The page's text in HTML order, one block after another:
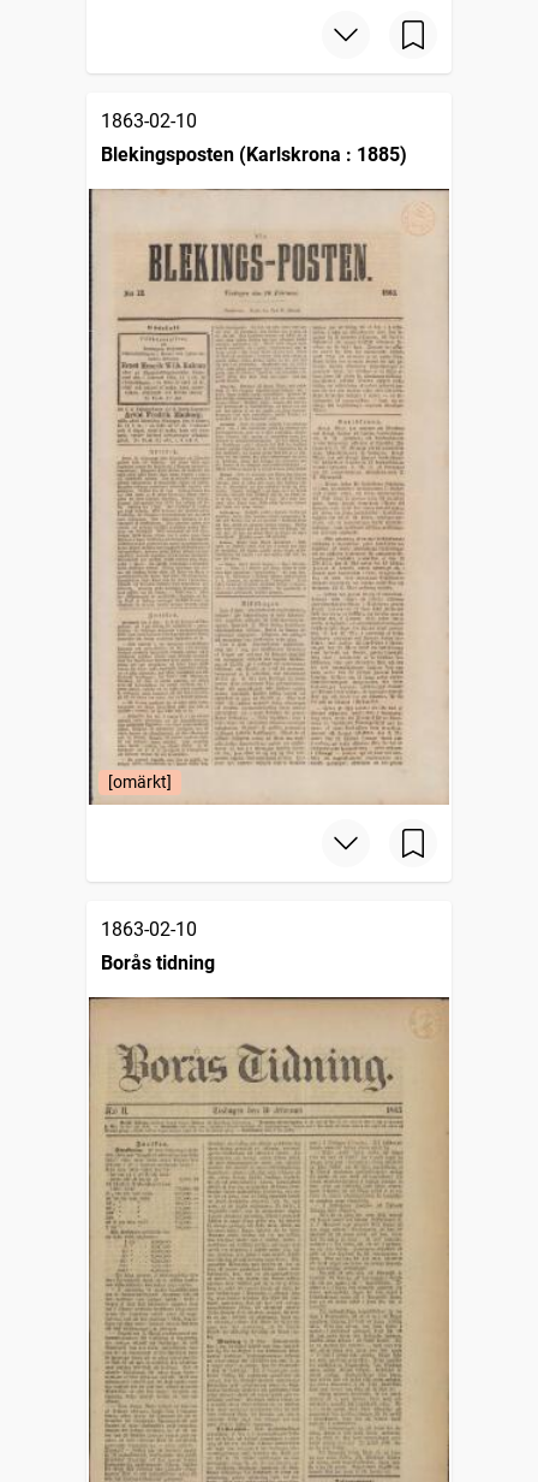
1863-02-10
Blekingsposten (Karlskrona : 1885)
[omärkt]
1863-02-10
Borås tidning